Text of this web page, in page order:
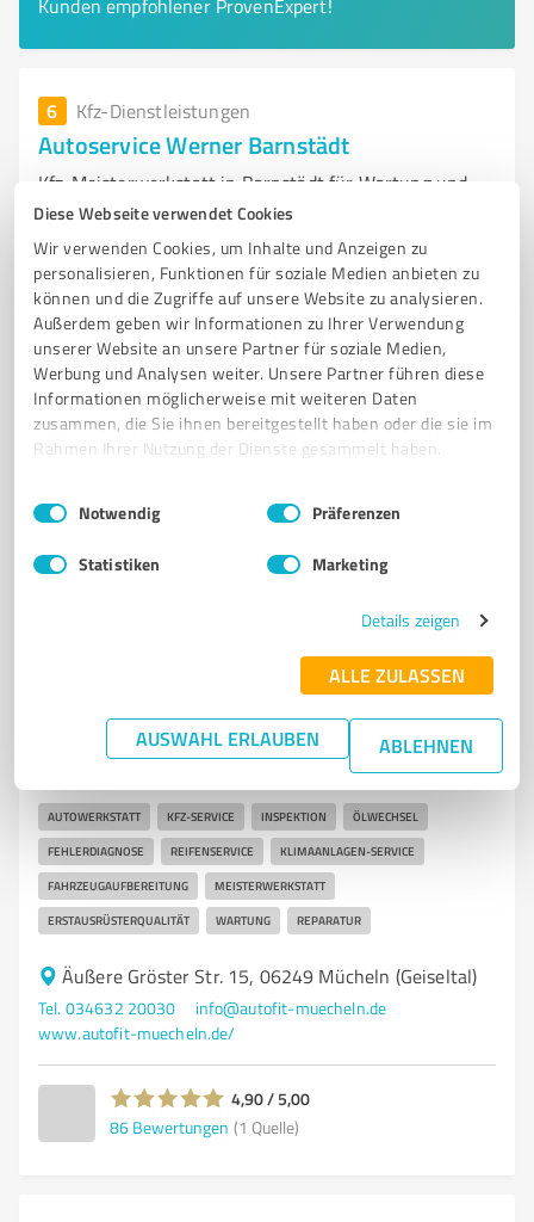
Diese Webseite verwendet Cookies
Wir verwenden Cookies, um Inhalte und Anzeigen zu
personalisieren, Funktionen für soziale Medien anbieten zu
können und die Zugriffe auf unsere Website zu analysieren.
Außerdem geben wir Informationen zu Ihrer Verwendung
unserer Website an unsere Partner für soziale Medien,
Werbung und Analysen weiter. Unsere Partner führen diese
Informationen möglicherweise mit weiteren Daten
zusammen, die Sie ihnen bereitgestellt haben oder die sie im
Rahmen Ihrer Nutzung der Dienste gesammelt haben.
Impressum Datenschutzbestimmungen
Einwilligungsauswahl
Notwendig Präferenzen
Statistiken Marketing
Details zeigen
ALLE ZULASSEN
AUSWAHL ERLAUBEN ABLEHNEN
Kunden empfohlener ProvenExpert!
6 Kfz-Dienstleistungen
Autoservice Werner Barnstädt
Kfz-Meisterwerkstatt in Barnstädt für Wartung und
Reparatur aller Fahrzeugtypen
KFZ-MEISTERWERKSTATT FAHRZEUGWARTUNG AUTOMATIKGETRIEBE
3D-ACHSVERMESSUNG
REIFENSERVICE UNFALLREPARATUR NEU- UND GEBRAUCHTWAGEN
KUNDENZUFRIEDENHEIT BARNSTÄDT AUTOSERVICE
Scherne 1A, 06268 Barnstädt
info@autoservice-werner.de
44 Bewertungen (1 Quelle)
AUTOFIT Mücheln – Ihre Meisterwerkstatt für Kfz-
AUTOWERKSTATT KFZ-SERVICE INSPEKTION ÖLWECHSEL
FEHLERDIAGNOSE REIFENSERVICE KLIMAANLAGEN-SERVICE
FAHRZEUGAUFBEREITUNG MEISTERWERKSTATT
ERSTAUSRÜSTERQUALITÄT WARTUNG REPARATUR
Äußere Gröster Str. 15, 06249 Mücheln (Geiseltal)
Tel. 034632 20030
info@autofit-muecheln.de
www.autofit-muecheln.de/
4,90 / 5,00
86 Bewertungen (1 Quelle)